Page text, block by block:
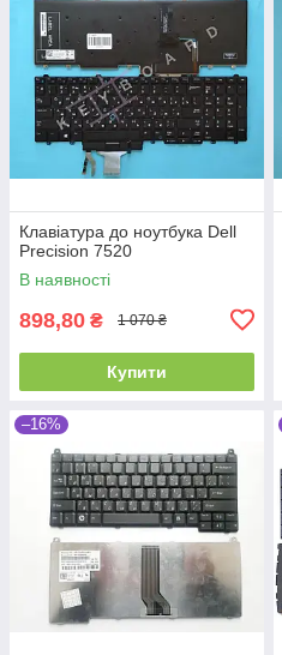
Клавіатура до ноутбука Dell
Precision 7520
В наявності
898,80 ₴ 1 070 ₴
Купити
–16%